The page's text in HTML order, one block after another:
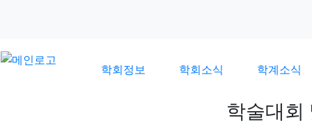
학회정보 학회소식 학계소식
학술대회